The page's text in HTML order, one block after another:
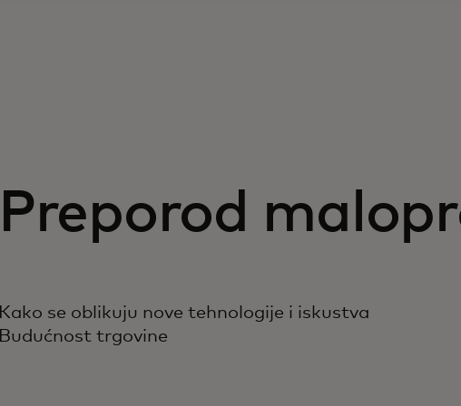
Preporod
Kako se oblikuju nove tehnologije i iskustva
Budućnost trgovine